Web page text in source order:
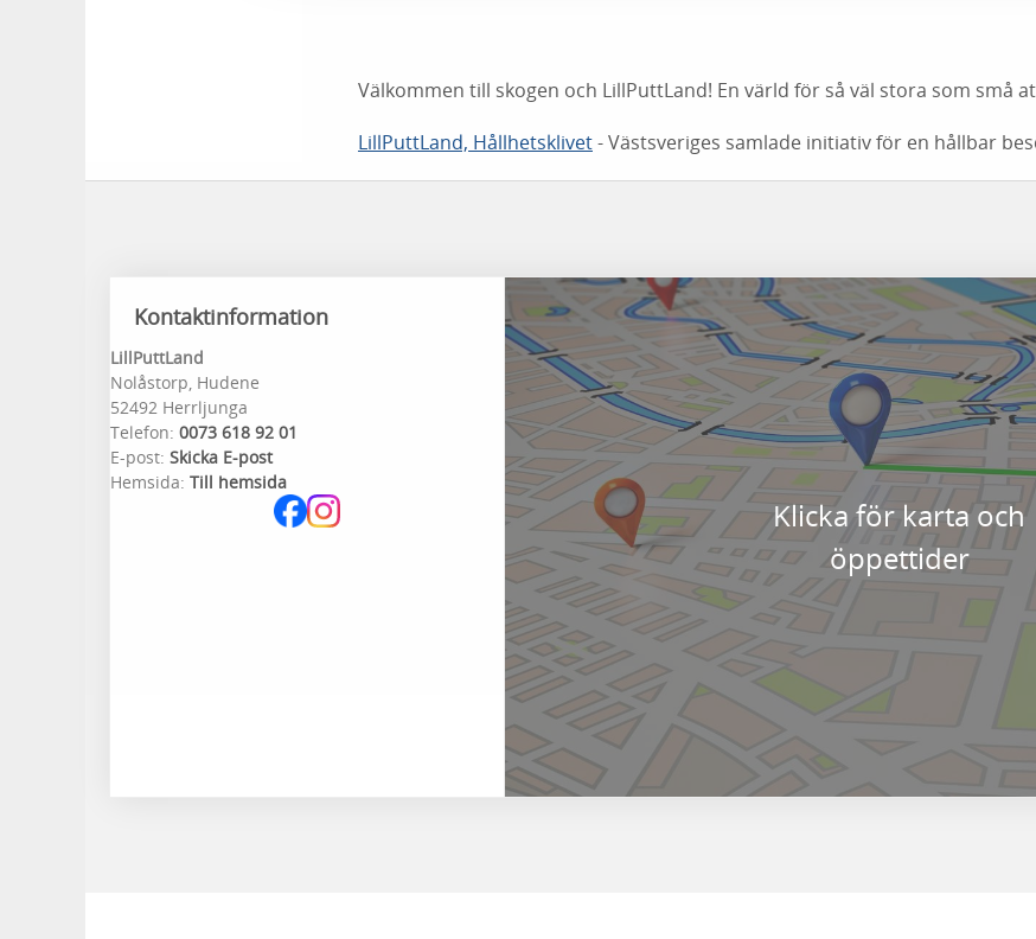
Välkommen till skogen och LillPuttLand! En värld för så väl stora som små
LillPuttLand, Hållhetsklivet- Västsveriges samlade initiativ för en hållbar
Kontaktinformation
LillPuttLand
Nolåstorp, Hudene
52492 Herrljunga
Telefon: 0073 618 92 01
E-post: Skicka E-post
Hemsida: Till hemsida
Klicka för karta och
öppettider